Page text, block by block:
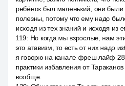
ребёнок был маленький, они
полезны, потому что ему надо
исходя из тех знаний и исходя из
119: Но когда мы взрослые, нам
это атавизм, то есть от них надо
я говорю на канале фреш лайф 28
практики избавления от
вообще.